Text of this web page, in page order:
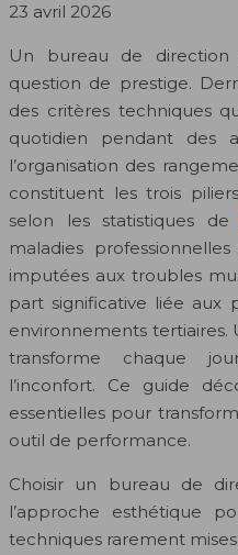
23 avril 2026
Un bureau de
question de prestige.
des critères techniques
quotidien pendant des
l’organisation des
constituent les trois
selon les statistiques de
maladies
imputées aux troubles
part significative liée aux
environnements
transforme chaque
l’inconfort. Ce guide
essentielles pour
outil de performance.
Choisir un bureau de
l’approche esthétique
techniques rarement